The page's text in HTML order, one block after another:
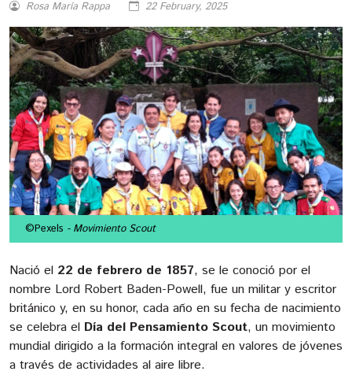
Rosa María Rappa 22 February, 2025
©Pexels - Movimiento Scout
Nació el 22 de febrero de 1857, se le conoció por el
nombre Lord Robert Baden-Powell, fue un militar y escritor
británico y, en su honor, cada año en su fecha de nacimiento
se celebra el Día del Pensamiento Scout, un movimiento
mundial dirigido a la formación integral en valores de jóvenes
a través de actividades al aire libre.